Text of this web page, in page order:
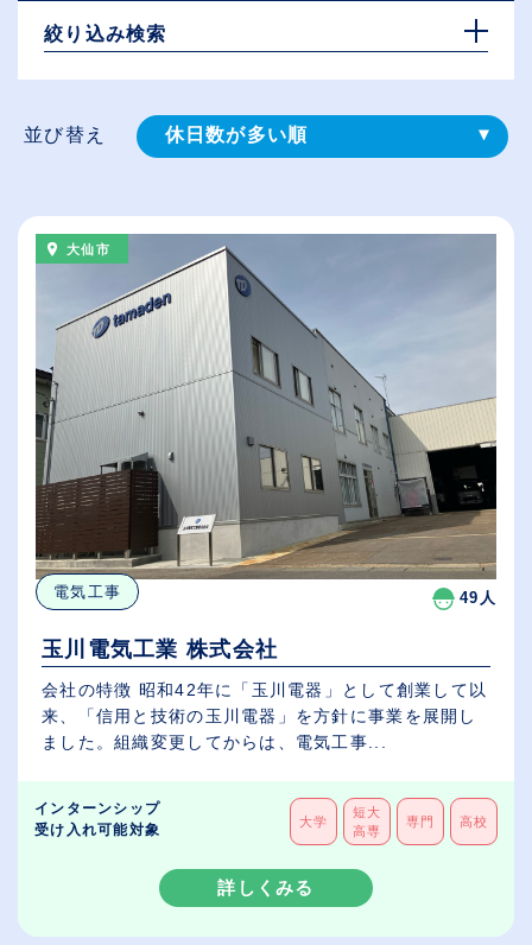
絞り込み検索
並び替え 休日数が多い順
給与が高い順
（⾼卒の給与を基準）
従業員が多い順
大仙市
電気工事 49人
玉川電気工業 株式会社
会社の特徴 昭和42年に「玉川電器」として創業して以
来、「信用と技術の玉川電器」を方針に事業を展開し
ました。組織変更してからは、電気工事...
インターンシップ
受け入れ可能対象
大学
短大
高専
専門 高校
詳しくみる